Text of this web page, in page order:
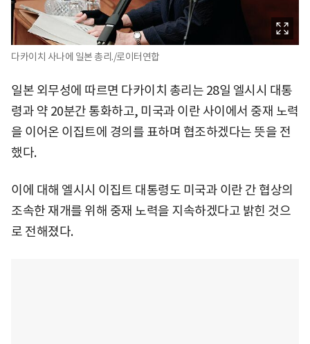
다카이치 사나에 일본 총리./로이터연합
일본 외무성에 따르면 다카이치 총리는 28일 엘시시 대통
령과 약 20분간 통화하고, 미국과 이란 사이에서 중재 노력
을 이어온 이집트에 경의를 표하며 협조하겠다는 뜻을 전
했다.
이에 대해 엘시시 이집트 대통령도 미국과 이란 간 협상의
조속한 재개를 위해 중재 노력을 지속하겠다고 밝힌 것으
로 전해졌다.